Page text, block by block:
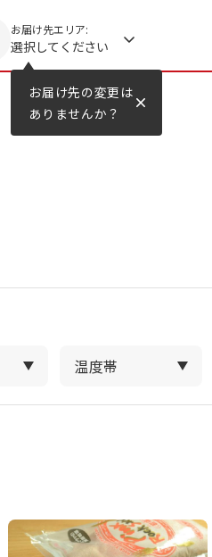
お届け先の変更は
ありませんか？
お届け先エリア:
選択してください
温度帯